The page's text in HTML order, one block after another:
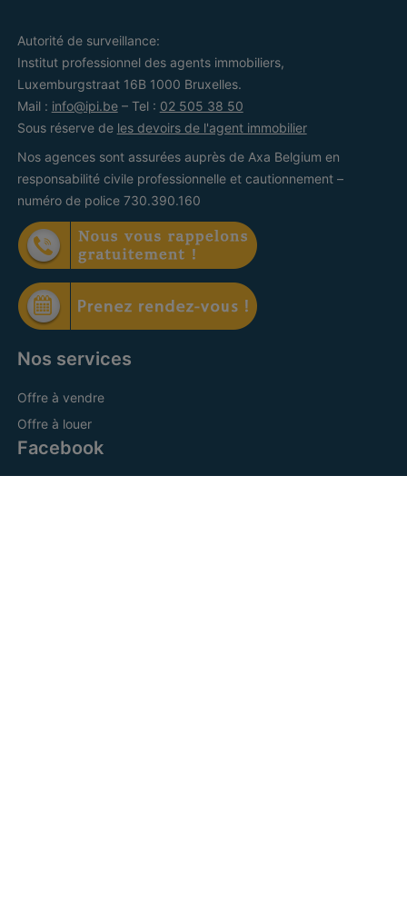
Autorité de surveillance:
Institut professionnel des agents immobiliers,
Luxemburgstraat 16B 1000 Bruxelles.
Mail : info@ipi.be– Tel : 02 505 38 50
Sous réserve de les devoirs de l'agent immobilier
Nos agences sont assurées auprès de Axa Belgium en
responsabilité civile professionnelle et cautionnement –
numéro de police 730.390.160
Nos services
Offre à vendre
Offre à louer
Facebook